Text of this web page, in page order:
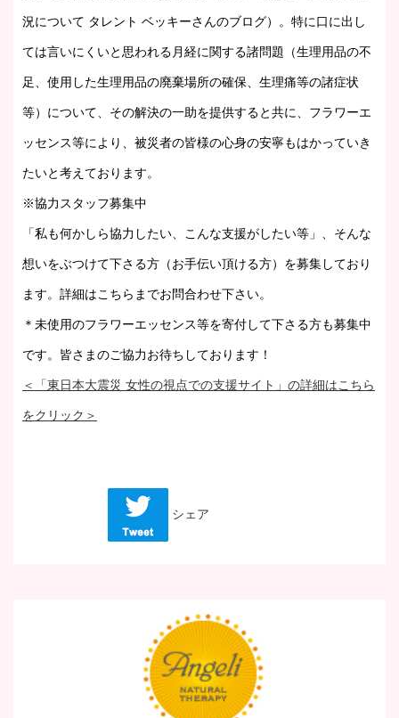
況について タレント ベッキーさんのブログ）。特に口に出し
ては言いにくいと思われる月経に関する諸問題（生理用品の不
足、使用した生理用品の廃棄場所の確保、生理痛等の諸症状
等）について、その解決の一助を提供すると共に、フラワーエ
ッセンス等により、被災者の皆様の心身の安寧もはかっていき
たいと考えております。
※協力スタッフ募集中
「私も何かしら協力したい、こんな支援がしたい等」、そんな
想いをぶつけて下さる方（お手伝い頂ける方）を募集しており
ます。詳細はこちらまでお問合わせ下さい。
＊未使用のフラワーエッセンス等を寄付して下さる方も募集中
です。皆さまのご協力お待ちしております！
＜「東日本大震災 女性の視点での支援サイト」の詳細はこちら
をクリック＞
シェア